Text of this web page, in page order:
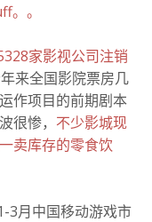
。。
家影视公司注销
来全国影院票房几
作项目的前期剧本
很惨， 不少影城现
卖库存的零食饮
3月中国移动游戏市